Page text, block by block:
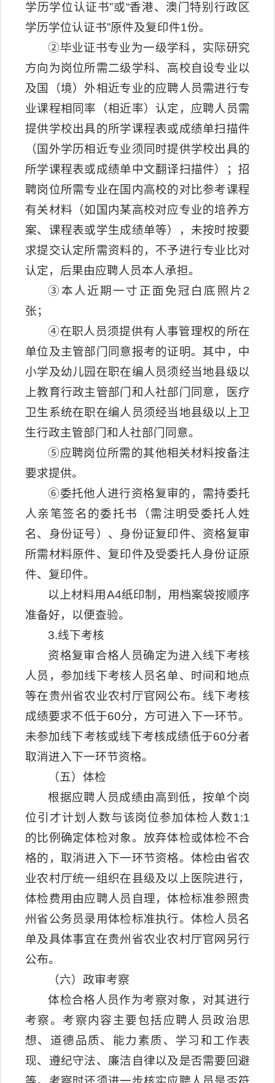
学历学位认证书”或“香港、澳门特别行政区
学历学位认证书”原件及复印件1份。
②毕业证书专业为一级学科，实际研究
方向为岗位所需二级学科、高校自设专业以
及国（境）外相近专业的应聘人员需进行专
业课程相同率（相近率）认定，应聘人员需
提供学校出具的所学课程表或成绩单扫描件
（国外学历相近专业须同时提供学校出具的
所学课程表或成绩单中文翻译扫描件）；招
聘岗位所需专业在国内高校的对比参考课程
有关材料（如国内某高校对应专业的培养方
案、课程表或学生成绩单等），未按时按要
求提交认定所需资料的，不予进行专业比对
认定，后果由应聘人员本人承担。
③本人近期一寸正面免冠白底照片2
张；
④在职人员须提供有人事管理权的所在
单位及主管部门同意报考的证明。其中，中
小学及幼儿园在职在编人员须经当地县级以
上教育行政主管部门和人社部门同意，医疗
卫生系统在职在编人员须经当地县级以上卫
生行政主管部门和人社部门同意。
⑤应聘岗位所需的其他相关材料按备注
要求提供。
⑥委托他人进行资格复审的，需持委托
人亲笔签名的委托书（需注明受委托人姓
名、身份证号）、身份证复印件、资格复审
所需材料原件、复印件及受委托人身份证原
件、复印件。
以上材料用A4纸印制，用档案袋按顺序
准备好，以便查验。
3.线下考核
资格复审合格人员确定为进入线下考核
人员，参加线下考核人员名单、时间和地点
等在贵州省农业农村厅官网公布。线下考核
成绩要求不低于60分，方可进入下一环节。
未参加线下考核或线下考核成绩低于60分者
取消进入下一环节资格。
（五）体检
根据应聘人员成绩由高到低，按单个岗
位引才计划人数与该岗位参加体检人数1:1
的比例确定体检对象。放弃体检或体检不合
格的，取消进入下一环节资格。体检由省农
业农村厅统一组织在县级及以上医院进行，
体检费用由应聘人员自理，体检标准参照贵
州省公务员录用体检标准执行。体检人员名
单及具体事宜在贵州省农业农村厅官网另行
公布。
（六）政审考察
体检合格人员作为考察对象，对其进行
考察。考察内容主要包括应聘人员政治思
想、道德品质、能力素质、学习和工作表
现、遵纪守法、廉洁自律以及是否需要回避